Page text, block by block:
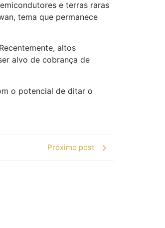
e terras raras
tema que permanece
altos
alvo de cobrança de
o potencial de ditar o
Próximo post